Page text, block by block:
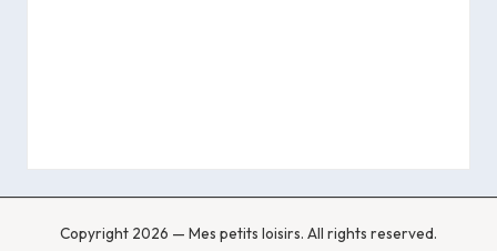
Copyright 2026 — Mes petits loisirs. All rights reserved.